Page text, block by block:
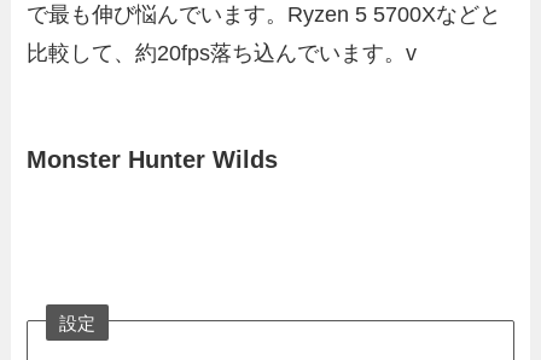
で最も伸び悩んでいます。Ryzen 5 5700Xなどと
比較して、約20fps落ち込んでいます。v
Monster Hunter Wilds
設定